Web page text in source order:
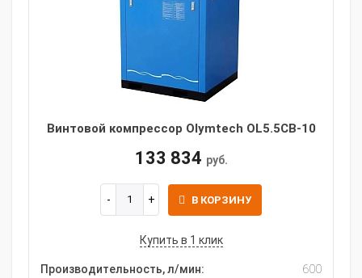
Винтовой компрессор Olymtech OL5.5CB-10
133 834 руб.
В КОРЗИНУ
Купить в 1 клик
Производительность, л/мин:
600